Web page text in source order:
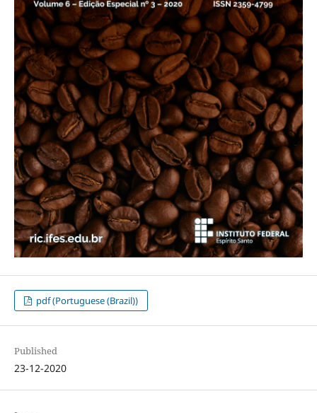
pdf (Portuguese (Brazil))
Published
23-12-2020